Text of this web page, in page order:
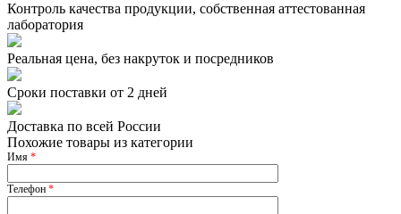
Контроль качества продукции, собственная аттестованная
лаборатория
Реальная цена, без накруток и посредников
Сроки поставки от 2 дней
Доставка по всей России
Похожие товары из категории
Имя *
Телефон *